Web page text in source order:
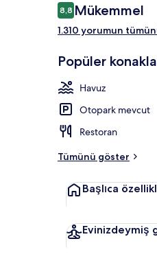
Yorumlar
8,88,8/10
Mükemmel
1.310 yorumun
Popüler
Havuz
Otopark mevcut
Restoran
Tümünü göster
Başlıca
Evinizdeymiş